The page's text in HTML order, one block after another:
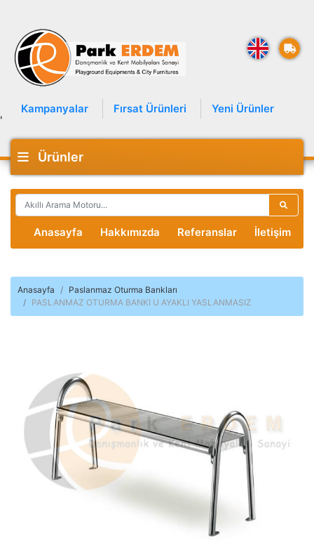
Kampanyalar Fırsat Ürünleri Yeni Ürünler
'
Ürünler
Anasayfa Hakkımızda Referanslar İletişim
Anasayfa
Paslanmaz Oturma Bankları
PASLANMAZ OTURMA BANKI U AYAKLI YASLANMASIZ